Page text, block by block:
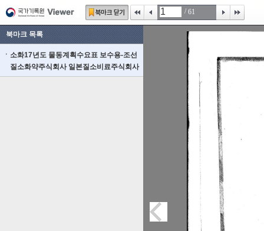
/ 61
북마크 목록
소화17년도 물동계획수요표 보수용-조선
질소화약주식회사 일본질소비료주식회사